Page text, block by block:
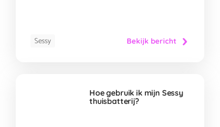
Sessy Bekijk bericht
Hoe gebruik ik mijn Sessy
thuisbatterij?